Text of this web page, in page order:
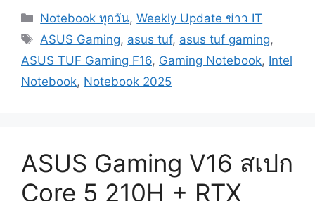
Categories
Notebook ทุกวัน,Weekly Update ข่าว IT
Tags
ASUS Gaming, asus tuf, asus tuf gaming,
ASUS TUF Gaming F16, Gaming Notebook, Intel
Notebook, Notebook 2025
ASUS Gaming V16 สเปก
Core 5 210H + RTX